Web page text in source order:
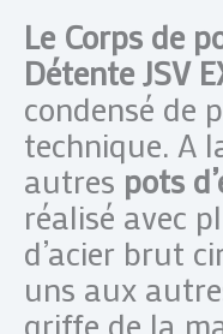
Le Corps de
Détente JSV
condensé de
technique. A
autres pots
réalisé avec
d’acier brut
uns aux
griffe de la